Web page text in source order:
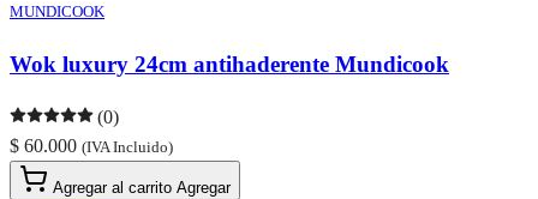
MUNDICOOK
Wok luxury 24cm antihaderente Mundicook
(0)
$ 60.000 (IVA Incluido)
Agregar al carrito Agregar